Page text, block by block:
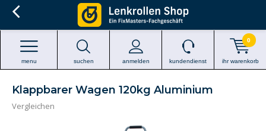
suchen anmelden
menu kundendienst ihr warenkorb
0
Klappbarer Wagen 120kg Aluminium
Vergleichen